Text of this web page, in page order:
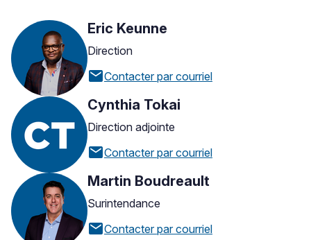
Eric Keunne
Direction
mailContacter par courriel
Cynthia Tokai
Direction adjointe
mailContacter par courriel
Martin Boudreault
Surintendance
mailContacter par courriel